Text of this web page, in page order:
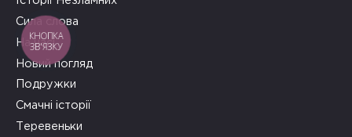
Сила слова
На часі
Новий погляд
Подружки
Смачні історії
Теревеньки
КНОПКА
ЗВ'ЯЗКУ